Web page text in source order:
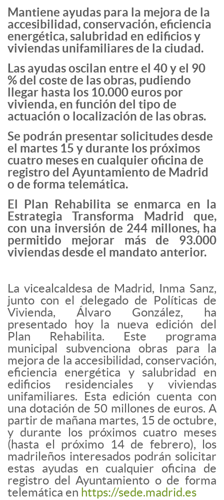
Mantiene ayudas para la mejora de la
accesibilidad, conservación, eficiencia
energética, salubridad en edificios y
viviendas unifamiliares de la ciudad.
Las ayudas oscilan entre el 40 y el 90
% del coste de las obras, pudiendo
llegar hasta los 10.000 euros por
vivienda, en función del tipo de
actuación o localización de las obras.
Se podrán presentar solicitudes desde
el martes 15 y durante los próximos
cuatro meses en cualquier oficina de
registro del Ayuntamiento de Madrid
o de forma telemática.
El Plan Rehabilita se enmarca en la
Estrategia Transforma Madrid que,
con una inversión de 244 millones, ha
permitido mejorar más de 93.000
viviendas desde el mandato anterior.
La vicealcaldesa de Madrid, Inma Sanz,
junto con el delegado de Políticas de
Vivienda, Álvaro González, ha
presentado hoy la nueva edición del
Plan Rehabilita. Este programa
municipal subvenciona obras para la
mejora de la accesibilidad, conservación,
eficiencia energética y salubridad en
edificios residenciales y viviendas
unifamiliares. Esta edición cuenta con
una dotación de 50 millones de euros. A
partir de mañana martes, 15 de octubre,
y durante los próximos cuatro meses
(hasta el próximo 14 de febrero), los
madrileños interesados podrán solicitar
estas ayudas en cualquier oficina de
registro del Ayuntamiento o de forma
telemática en https://sede.madrid.es